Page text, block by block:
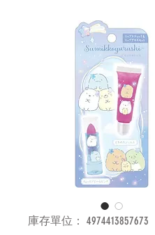
庫存單位： 4974413857673